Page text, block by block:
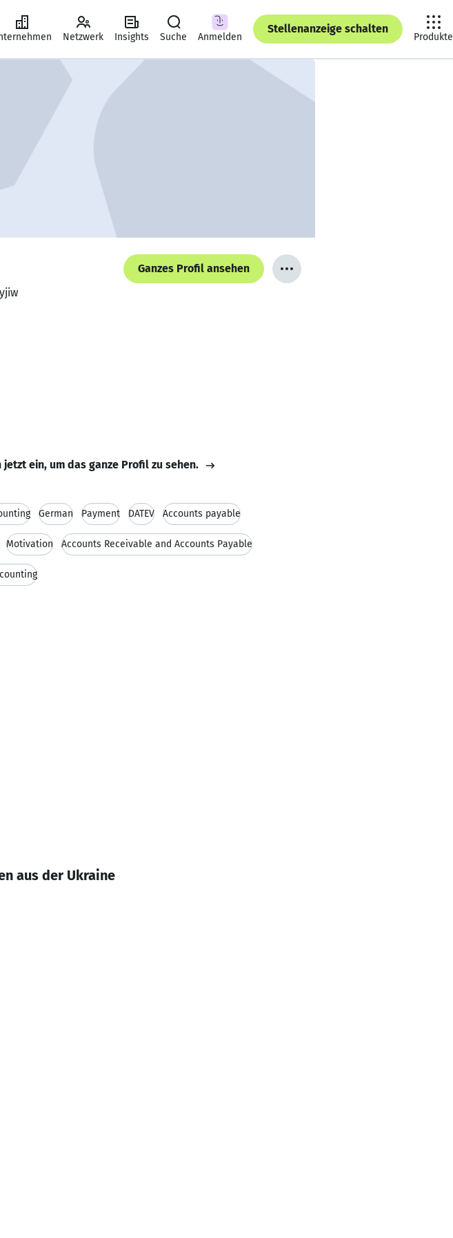
Netzwerk Insights Suche Anmelden
Stellenanzeige schalten
Produkte
Ganzes Profil ansehen
jetzt ein, um das ganze Profil zu sehen.
German Payment DATEV Accounts payable
Motivation Accounts Receivable and Accounts Payable
aus der Ukraine